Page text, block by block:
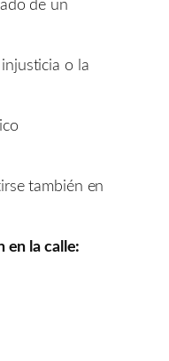
de un
o la
también en
en la calle: